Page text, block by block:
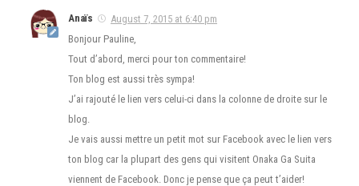
Anaïs
August 7, 2015 at 6:40 pm
Bonjour Pauline,
Tout d’abord, merci pour ton commentaire!
Ton blog est aussi très sympa!
J’ai rajouté le lien vers celui-ci dans la colonne de droite sur le
blog.
Je vais aussi mettre un petit mot sur Facebook avec le lien vers
ton blog car la plupart des gens qui visitent Onaka Ga Suita
viennent de Facebook. Donc je pense que ça peut t’aider!